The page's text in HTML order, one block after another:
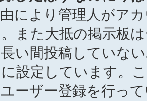
により管理人がア
また大抵の掲示板
い間投稿していな
設定しています。
ーザー登録を行っ